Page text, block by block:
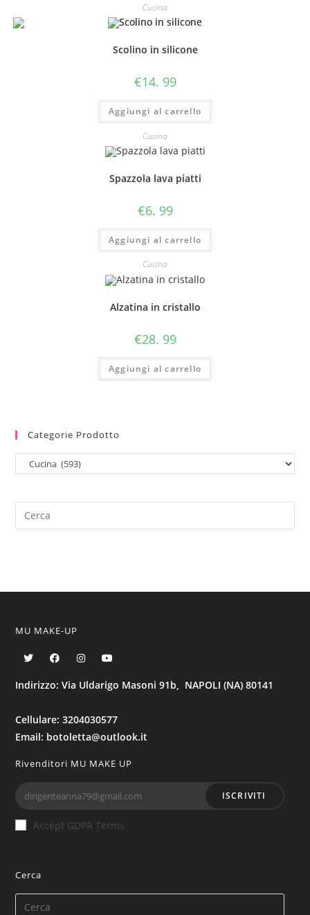
Cucina
Scolino in silicone
€14. 99
Aggiungi al carrello
Cucina
Spazzola lava piatti
€6. 99
Aggiungi al carrello
Cucina
Alzatina in cristallo
€28. 99
Aggiungi al carrello
Categorie Prodotto
MU MAKE-UP
Indirizzo: Via Uldarigo Masoni 91b, NAPOLI (NA) 80141
Cellulare: 3204030577
Email: botoletta@outlook.it
Rivenditori MU MAKE UP
ISCRIVITI
Accept GDPR Terms
Cerca